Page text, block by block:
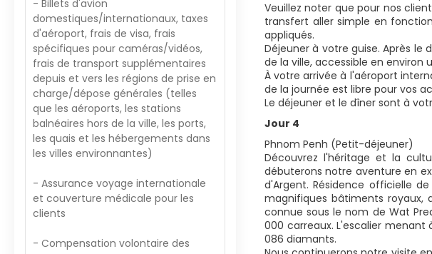
Veuillez noter que pour nos
transfert aller simple en
appliqués.
Déjeuner à votre guise. Après le
de la ville, accessible en environ
À votre arrivée à l'aéroport
de la journée est libre pour vos
Le déjeuner et le dîner sont à
Jour 4
Phnom Penh (Petit-déjeuner)
Découvrez l'héritage et la
débuterons notre aventure en
d'Argent. Résidence officielle
magnifiques bâtiments royaux,
connue sous le nom de Wat
000 carreaux. L'escalier
086 diamants.
- Billets d'avion
domestiques/internationaux, taxes
d'aéroport, frais de visa, frais
spécifiques pour caméras/vidéos,
frais de transport supplémentaires
depuis et vers les régions de prise en
charge/dépose générales (telles
que les aéroports, les stations
balnéaires hors de la ville, les ports,
les quais et les hébergements dans
les villes environnantes)
- Assurance voyage internationale
et couverture médicale pour les
clients
- Compensation volontaire des